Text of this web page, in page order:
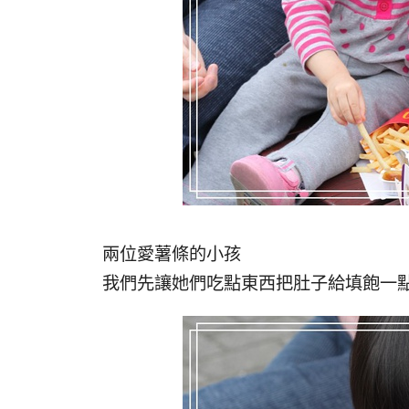
兩位愛薯條的小孩
我們先讓她們吃點東西把肚子給填飽一